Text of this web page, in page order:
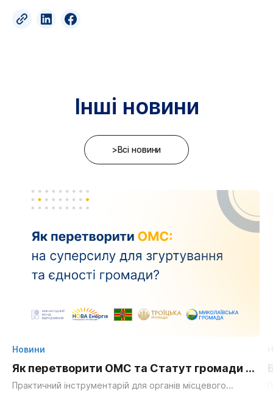
Інші новини
>Всі новини
Новини
Як перетворити ОМС та Статут громади на
суперсилу для згуртування та єдності?
Практичний інструментарій для органів місцевого